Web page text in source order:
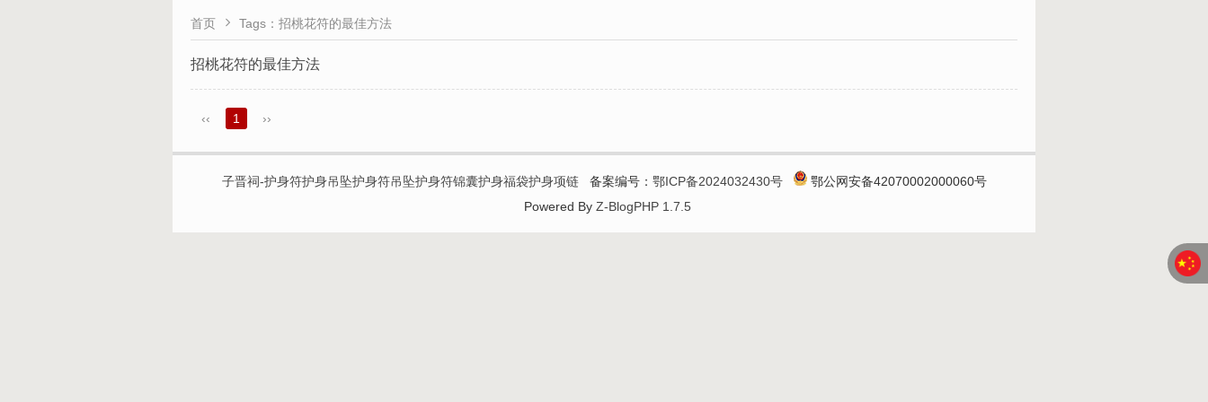
首页  Tags：招桃花符的最佳方法
招桃花符的最佳方法
‹‹ 1 ››
子晋祠-护身符护身吊坠护身符吊坠护身符锦囊护身福袋护身项链备案编号： 鄂ICP备2024032430号
鄂公网安备42070002000060号
Powered By Z-BlogPHP 1.7.5